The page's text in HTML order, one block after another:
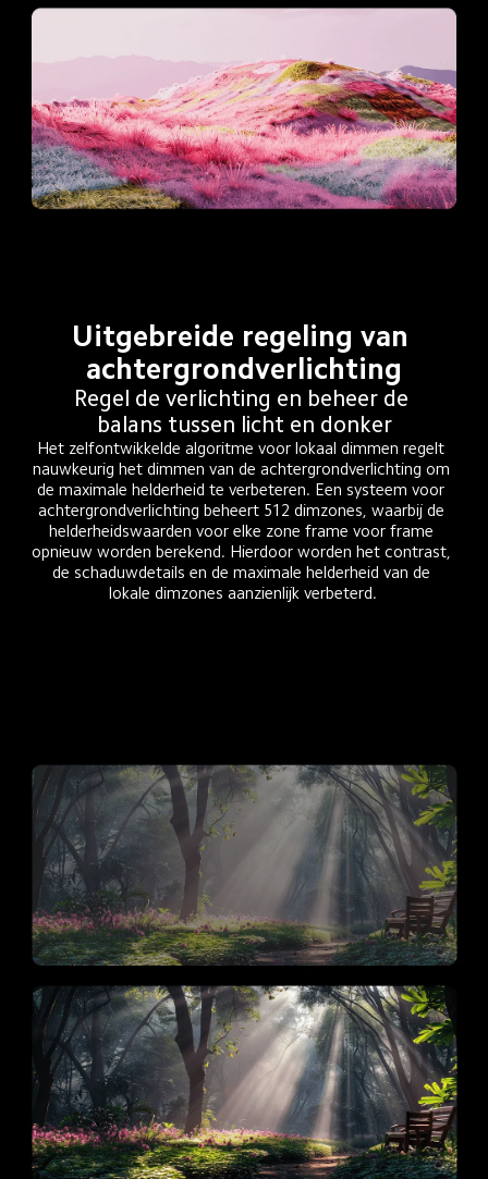
Uitgebreide regeling van
achtergrondverlichting
Regel de verlichting en beheer de
balans tussen licht en donker
Het zelfontwikkelde algoritme voor lokaal dimmen regelt
nauwkeurig het dimmen van de achtergrondverlichting om
de maximale helderheid te verbeteren. Een systeem voor
achtergrondverlichting beheert 512 dimzones, waarbij de
helderheidswaarden voor elke zone frame voor frame
opnieuw worden berekend. Hierdoor worden het contrast,
de schaduwdetails en de maximale helderheid van de
lokale dimzones aanzienlijk verbeterd.